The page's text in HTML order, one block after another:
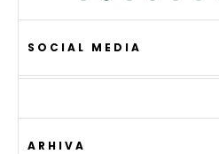
SOCIAL MEDIA
ARHIVA